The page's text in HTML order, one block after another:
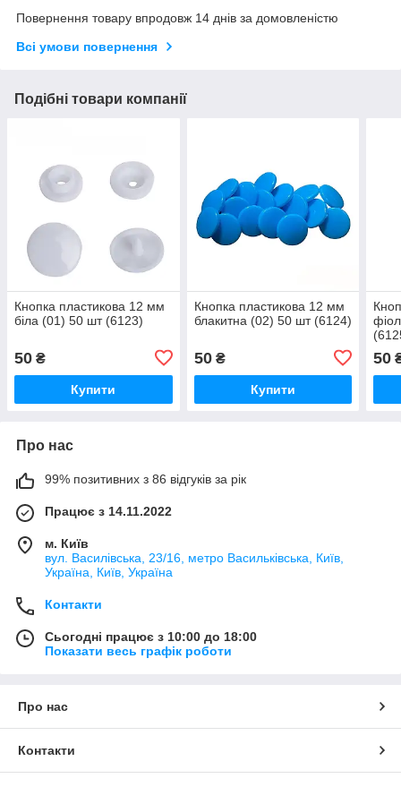
Повернення товару впродовж 14 днів за домовленістю
Всі умови повернення
Подібні товари компанії
Кнопка пластикова 12 мм
біла (01) 50 шт (6123)
50 ₴
Купити
Кнопка пластикова 12 мм
блакитна (02) 50 шт (6124)
50₴
Купити
50
Про нас
99% позитивних з 86 відгуків за рік
Працює з 14.11.2022
м. Київ
вул. Василівська, 23/16, метро Васильківська, Київ,
Україна, Київ, Україна
Контакти
Сьогодні працює з 10:00 до 18:00
Показати весь графік роботи
Про нас
Контакти